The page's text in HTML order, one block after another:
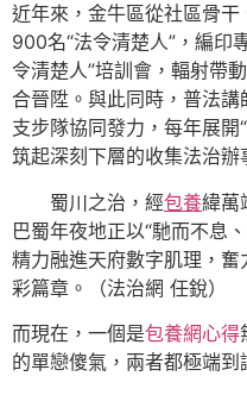
近年來，金牛區從社區骨
900名“法令清楚人”，編印
令清楚人”培訓會，輻射帶
合晉陞。與此同時，普法
支步隊協同發力，每年展開
筑起深刻下層的收集法治辦
蜀川之治，經包養緯萬
巴蜀年夜地正以“馳而不息
精力融進天府數字肌理，
彩篇章。（法治網 任銳）
而現在，一個是包養網心得
的單戀傻氣，兩者都極端到